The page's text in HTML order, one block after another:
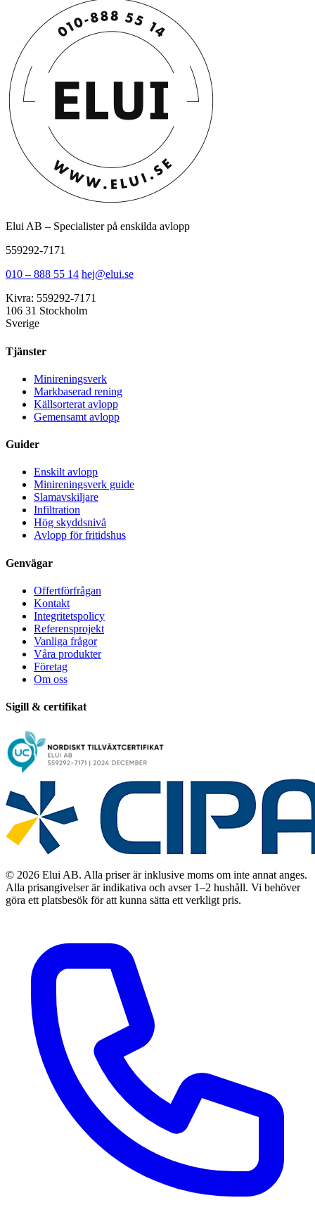
Elui AB – Specialister på enskilda avlopp
559292-7171
010 – 888 55 14 hej@elui.se
Kivra: 559292-7171
106 31 Stockholm
Sverige
Tjänster
Minireningsverk
Markbaserad rening
Källsorterat avlopp
Gemensamt avlopp
Guider
Enskilt avlopp
Minireningsverk guide
Slamavskiljare
Infiltration
Hög skyddsnivå
Avlopp för fritidshus
Genvägar
Offertförfrågan
Kontakt
Integritetspolicy
Referensprojekt
Vanliga frågor
Våra produkter
Företag
Om oss
Sigill & certifikat
© 2026 Elui AB. Alla priser är inklusive moms om inte annat anges.
Alla prisangivelser är indikativa och avser 1–2 hushåll. Vi behöver
göra ett platsbesök för att kunna sätta ett verkligt pris.